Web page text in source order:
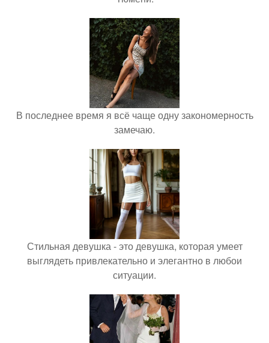
В последнее время я всё чаще одну закономерность
замечаю.
Стильная девушка - это девушка, которая умеет
выглядеть привлекательно и элегантно в любои
ситуации.